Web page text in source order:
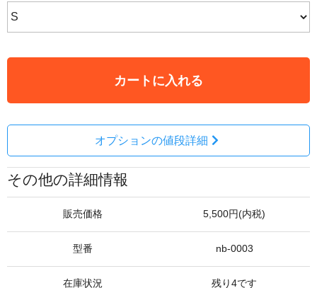
カートに入れる
オプションの値段詳細
その他の詳細情報
販売価格 5,500円(内税)
型番 nb-0003
在庫状況 残り4です